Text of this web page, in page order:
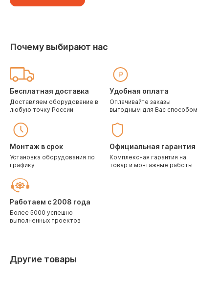
Почему выбирают нас
Бесплатная доставка
Доставляем оборудование в
любую точку России
Удобная оплата
Оплачивайте заказы
выгодным для Вас способом
Монтаж в срок
Установка оборудования по
графику
Официальная гарантия
Комплексная гарантия на
товар и монтажные работы
Работаем с 2008 года
Более 5000 успешно
выполненных проектов
Другие товары